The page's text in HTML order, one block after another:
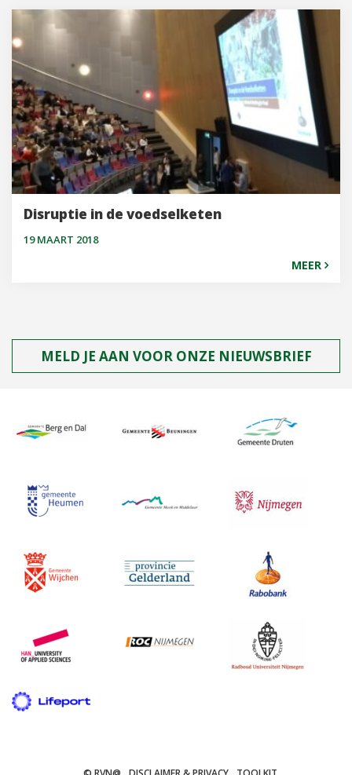
Disruptie in de voedselketen
19 MAART 2018
MEER
MELD JE AAN VOOR ONZE NIEUWSBRIEF